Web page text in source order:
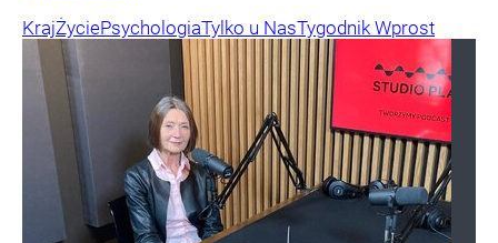
KrajŻyciePsychologiaTylko u NasTygodnik Wprost